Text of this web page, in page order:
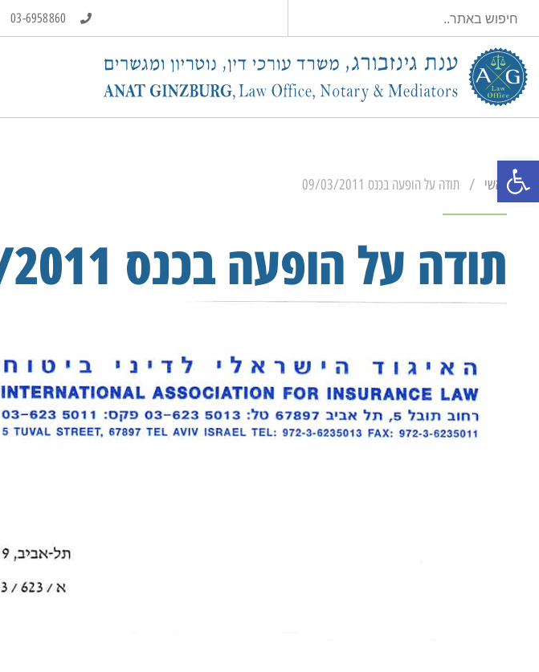
03-6958860
ראשי / תודה על הופעה בכנס 09/03/2011
תודה על הופעה בכנס 09/03/2011
פתח סרגל נגישות